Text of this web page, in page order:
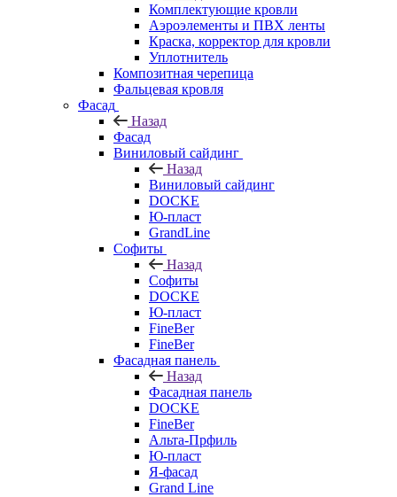
Комплектующие кровли
Аэроэлементы и ПВХ ленты
Краска, корректор для кровли
Уплотнитель
Композитная черепица
Фальцевая кровля
Фасад
Назад
Фасад
Виниловый сайдинг
Назад
Виниловый сайдинг
DOCKE
Ю-пласт
GrandLine
Софиты
Назад
Софиты
DOCKE
Ю-пласт
FineBer
FineBer
Фасадная панель
Назад
Фасадная панель
DOCKE
FineBer
Альта-Прфиль
Ю-пласт
Я-фасад
Grand Line